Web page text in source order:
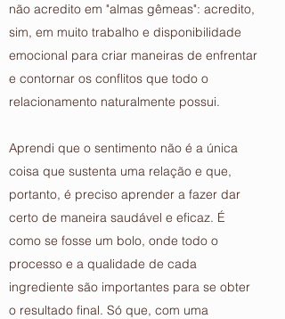
não acredito em "almas gêmeas": acredito,
sim, em muito trabalho e disponibilidade
emocional para criar maneiras de enfrentar
e contornar os conflitos que todo o
relacionamento naturalmente possui.
Aprendi que o sentimento não é a única
coisa que sustenta uma relação e que,
portanto, é preciso aprender a fazer dar
certo de maneira saudável e eficaz. É
como se fosse um bolo, onde todo o
processo e a qualidade de cada
ingrediente são importantes para se obter
o resultado final. Só que, com uma